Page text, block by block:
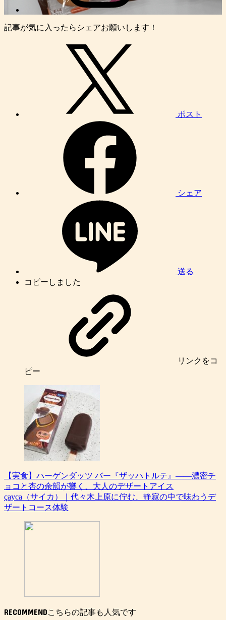
記事が気に入ったらシェアお願いします！
ポスト
シェア
送る
コピーしました
リンク をコ
ピー
【実食】ハーゲンダッツ バー『ザッハトルテ』——濃密チ
ョコと杏の余韻が響く、大人のデザートアイス
çayca（サイカ）｜代々木上原に佇む、静寂の中で味わうデ
ザートコース体験
RECOMMEND